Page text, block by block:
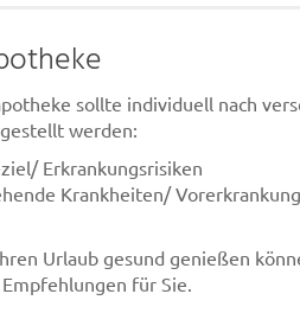
sollte individuell nach
werden:
Erkrankungsrisiken
Krankheiten/
Urlaub gesund genießen
für Sie.